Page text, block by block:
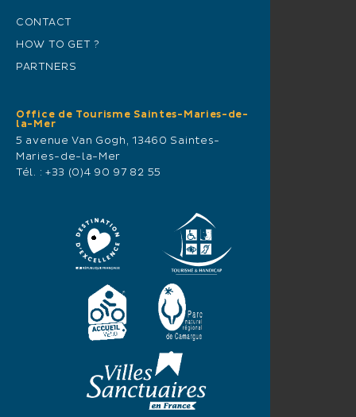
CONTACT
HOW TO GET ?
PARTNERS
Office de Tourisme Saintes-Maries-de-
la-Mer
5 avenue Van Gogh, 13460 Saintes-
Maries-de-la-Mer
Tél. : +33 (0)4 90 97 82 55